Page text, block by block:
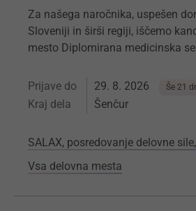
Za našega naročnika, uspešen
Sloveniji in širši regiji, iščemo
mesto Diplomirana medicinska
Prijave do 29. 8. 2026 Še 21
Kraj dela Šenčur
SALAX, posredovanje delovne
Vsa delovna mesta